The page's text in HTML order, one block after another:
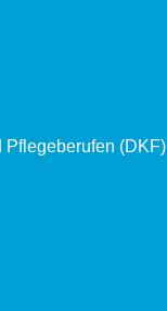
Pflegeberufen (DKF)